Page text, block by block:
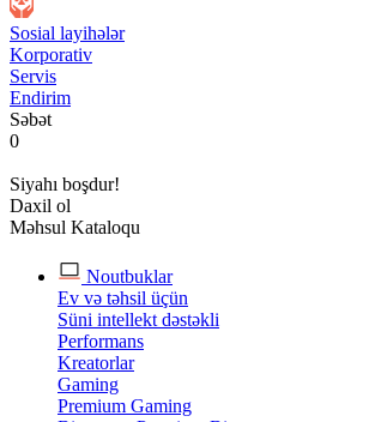
Sosial layihələr
Korporativ
Servis
Endirim
Səbət
0
Siyahı boşdur!
Daxil ol
Məhsul Kataloqu
Noutbuklar
Ev və təhsil üçün
Süni intellekt dəstəkli
Performans
Kreatorlar
Gaming
Premium Gaming